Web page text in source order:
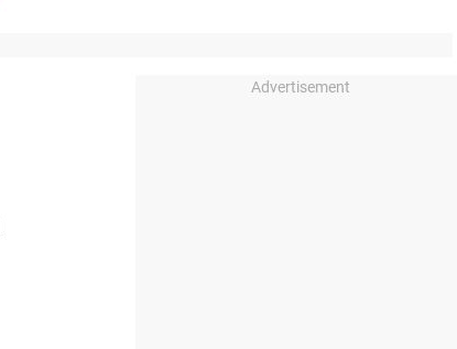
Advertisement